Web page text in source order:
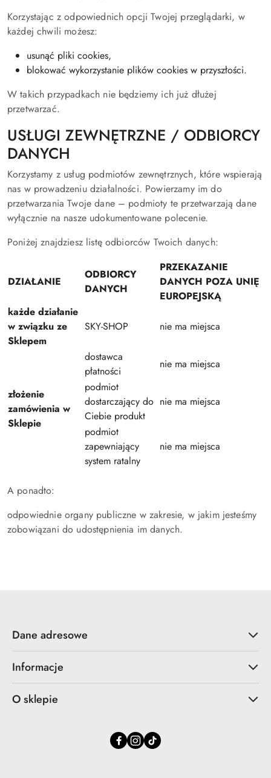
Korzystając z odpowiednich opcji Twojej przeglądarki, w
każdej chwili możesz:
usunąć pliki cookies,
blokować wykorzystanie plików cookies w przyszłości.
W takich przypadkach nie będziemy ich już dłużej
przetwarzać.
USŁUGI ZEWNĘTRZNE / ODBIORCY
DANYCH
Korzystamy z usług podmiotów zewnętrznych, które wspierają
nas w prowadzeniu działalności. Powierzamy im do
przetwarzania Twoje dane – podmioty te przetwarzają dane
wyłącznie na nasze udokumentowane polecenie.
Poniżej znajdziesz listę odbiorców Twoich danych:
DZIAŁANIE
ODBIORCY
DANYCH
PRZEKAZANIE
DANYCH POZA UNIĘ
EUROPEJSKĄ
każde działanie
w związku ze
Sklepem
SKY-SHOP nie ma miejsca
złożenie
zamówienia w
Sklepie
dostawca
płatności
nie ma miejsca
podmiot
dostarczający do
Ciebie produkt
nie ma miejsca
podmiot
zapewniający
system ratalny
nie ma miejsca
A ponadto:
odpowiednie organy publiczne w zakresie, w jakim jesteśmy
zobowiązani do udostępnienia im danych.
Dane adresowe
Informacje
O sklepie